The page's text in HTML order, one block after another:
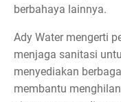
berbahaya lainnya.
Ady Water mengerti
menjaga sanitasi
menyediakan
membantu